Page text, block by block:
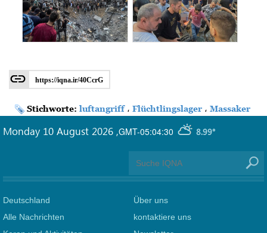
https://iqna.ir/40CcrG
Stichworte: luftangriff، Flüchtlingslager ، Massaker
GMT-05:04:30 8.99°
Monday 10 August 2026 ,
Deutschland
Alle Nachrichten
Über uns
kontaktiere uns